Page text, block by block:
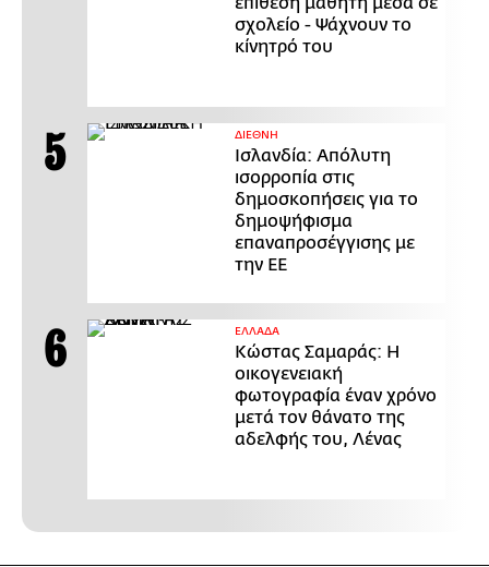
σχολείο - Ψάχνουν το
κίνητρό του
ΔΙΕΘΝΗ
Ισλανδία: Απόλυτη
ισορροπία στις
δημοσκοπήσεις για το
δημοψήφισμα
επαναπροσέγγισης με
την ΕΕ
ΕΛΛΑΔΑ
Κώστας Σαμαράς: Η
οικογενειακή
φωτογραφία έναν χρόνο
μετά τον θάνατο της
αδελφής του, Λένας